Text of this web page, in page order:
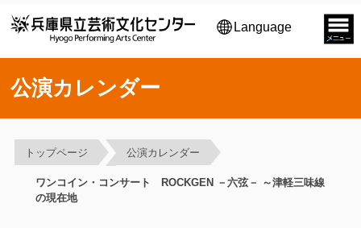
Language
公演カレンダー
トップページ 公演カレンダー
ワンコイン・コンサート ROCKGEN －六弦－ ～津軽三味線
の現在地